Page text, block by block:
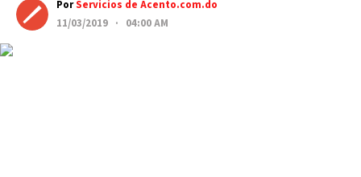
PorServicios de Acento.com.do
11/03/2019 · 04:00 AM